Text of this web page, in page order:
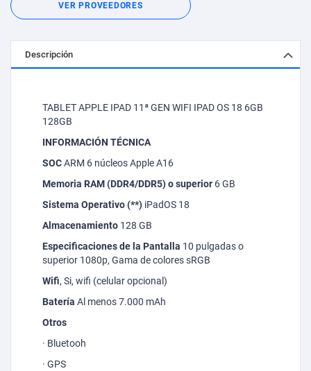
VER PROVEEDORES
Descripción
TABLET APPLE IPAD 11ª GEN WIFI IPAD OS 18 6GB
128GB
INFORMACIÓN TÉCNICA
SOCARM 6 núcleos Apple A16
Memoria RAM (DDR4/DDR5) o superior 6 GB
Sistema Operativo (**) iPadOS 18
Almacenamiento 128 GB
Especificaciones de la Pantalla 10 pulgadas o
superior 1080p, Gama de coloressRGB
Wifi, Si, wifi (celular opcional)
Batería Al menos 7.000 mAh
Otros
· Bluetooh
· GPS